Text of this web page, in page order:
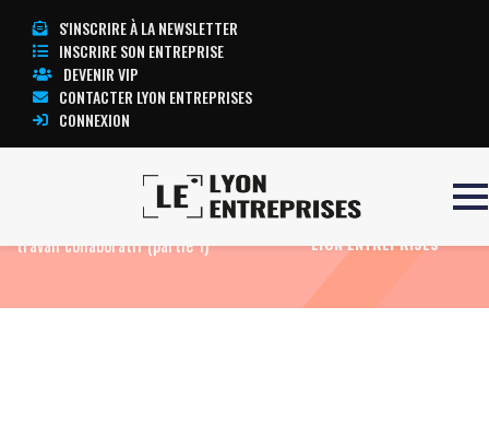
S'INSCRIRE À LA NEWSLETTER
INSCRIRE SON ENTREPRISE
DEVENIR VIP
CONTACTER LYON ENTREPRISES
CONNEXION
Expertise crédit : la plateforme de
travail collaboratif (partie 1)
TOUTE L’ACTUALITÉ
LYON ENTREPRISES